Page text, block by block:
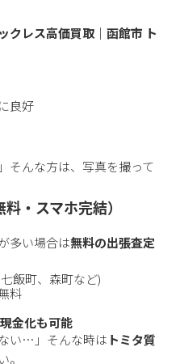
クレス高価買取｜函館市 ト
良好
そんな方は、写真を撮って
・スマホ完結）
多い場合は無料の出張査定
飯町、森町など)
料
金化も可能
い…」そんな時は トミタ質
。